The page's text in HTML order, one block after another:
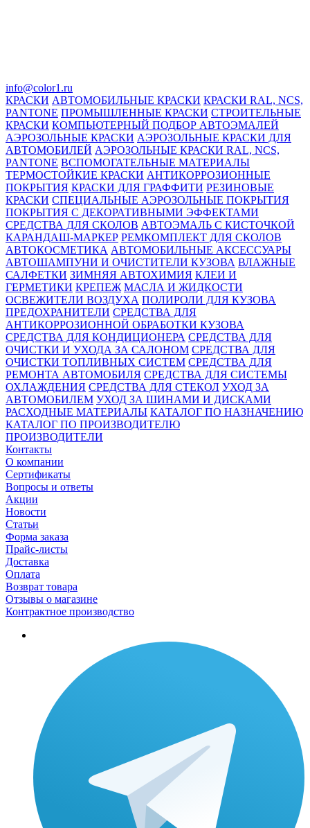
info@color1.ru
КРАСКИ АВТОМОБИЛЬНЫЕ КРАСКИ КРАСКИ RAL, NCS,
PANTONE ПРОМЫШЛЕННЫЕ КРАСКИ СТРОИТЕЛЬНЫЕ
КРАСКИ КОМПЬЮТЕРНЫЙ ПОДБОР АВТОЭМАЛЕЙ
АЭРОЗОЛЬНЫЕ КРАСКИ АЭРОЗОЛЬНЫЕ КРАСКИ ДЛЯ
АВТОМОБИЛЕЙ АЭРОЗОЛЬНЫЕ КРАСКИ RAL, NCS,
PANTONE ВСПОМОГАТЕЛЬНЫЕ МАТЕРИАЛЫ
ТЕРМОСТОЙКИЕ КРАСКИ АНТИКОРРОЗИОННЫЕ
ПОКРЫТИЯ КРАСКИ ДЛЯ ГРАФФИТИ РЕЗИНОВЫЕ
КРАСКИ СПЕЦИАЛЬНЫЕ АЭРОЗОЛЬНЫЕ ПОКРЫТИЯ
ПОКРЫТИЯ С ДЕКОРАТИВНЫМИ ЭФФЕКТАМИ
СРЕДСТВА ДЛЯ СКОЛОВ АВТОЭМАЛЬ С КИСТОЧКОЙ
КАРАНДАШ-МАРКЕР РЕМКОМПЛЕКТ ДЛЯ СКОЛОВ
АВТОКОСМЕТИКА АВТОМОБИЛЬНЫЕ АКСЕССУАРЫ
АВТОШАМПУНИ И ОЧИСТИТЕЛИ КУЗОВА ВЛАЖНЫЕ
САЛФЕТКИ ЗИМНЯЯ АВТОХИМИЯ КЛЕИ И
ГЕРМЕТИКИ КРЕПЕЖ МАСЛА И ЖИДКОСТИ
ОСВЕЖИТЕЛИ ВОЗДУХА ПОЛИРОЛИ ДЛЯ КУЗОВА
ПРЕДОХРАНИТЕЛИ СРЕДСТВА ДЛЯ
АНТИКОРРОЗИОННОЙ ОБРАБОТКИ КУЗОВА
СРЕДСТВА ДЛЯ КОНДИЦИОНЕРА СРЕДСТВА ДЛЯ
ОЧИСТКИ И УХОДА ЗА САЛОНОМ СРЕДСТВА ДЛЯ
ОЧИСТКИ ТОПЛИВНЫХ СИСТЕМ СРЕДСТВА ДЛЯ
РЕМОНТА АВТОМОБИЛЯ СРЕДСТВА ДЛЯ СИСТЕМЫ
ОХЛАЖДЕНИЯ СРЕДСТВА ДЛЯ СТЕКОЛ УХОД ЗА
АВТОМОБИЛЕМ УХОД ЗА ШИНАМИ И ДИСКАМИ
РАСХОДНЫЕ МАТЕРИАЛЫ КАТАЛОГ ПО НАЗНАЧЕНИЮ
КАТАЛОГ ПО ПРОИЗВОДИТЕЛЮ
ПРОИЗВОДИТЕЛИ
Контакты
О компании
Сертификаты
Вопросы и ответы
Акции
Новости
Статьи
Форма заказа
Прайс-листы
Доставка
Оплата
Возврат товара
Отзывы о магазине
Контрактное производство